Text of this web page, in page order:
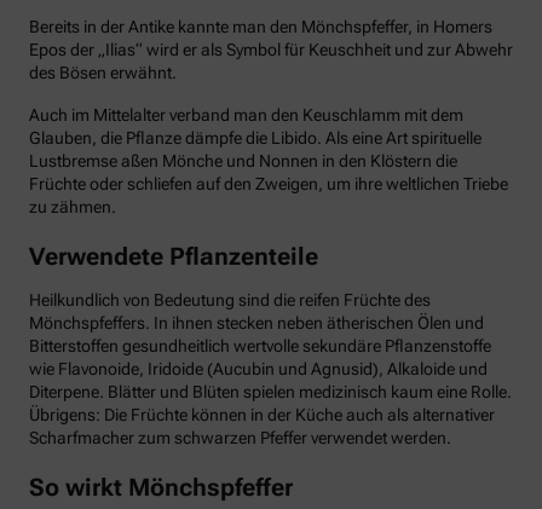
Bereits in der Antike kannte man den Mönchspfeffer, in Homers
Epos der „Ilias“ wird er als Symbol für Keuschheit und zur Abwehr
des Bösen erwähnt.
Auch im Mittelalter verband man den Keuschlamm mit dem
Glauben, die Pflanze dämpfe die Libido. Als eine Art spirituelle
Lustbremse aßen Mönche und Nonnen in den Klöstern die
Früchte oder schliefen auf den Zweigen, um ihre weltlichen Triebe
zu zähmen.
Verwendete Pflanzenteile
Heilkundlich von Bedeutung sind die reifen Früchte des
Mönchspfeffers. In ihnen stecken neben ätherischen Ölen und
Bitterstoffen gesundheitlich wertvolle sekundäre Pflanzenstoffe
wie Flavonoide, Iridoide (Aucubin und Agnusid), Alkaloide und
Diterpene. Blätter und Blüten spielen medizinisch kaum eine Rolle.
Übrigens: Die Früchte können in der Küche auch als alternativer
Scharfmacher zum schwarzen Pfeffer verwendet werden.
So wirkt Mönchspfeffer